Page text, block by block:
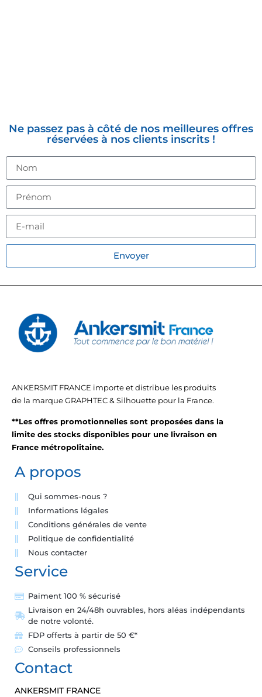
Ne passez pas à côté de nos meilleures offres
réservées à nos clients inscrits !
Envoyer
ANKERSMIT FRANCE importe et distribue les produits
de la marque GRAPHTEC & Silhouette pour la France.
**Les offres promotionnelles sont proposées dans la
limite des stocks disponibles pour une livraison en
France métropolitaine.
A propos
Qui sommes-nous ?
Informations légales
Conditions générales de vente
Politique de confidentialité
Nous contacter
Service
Paiment 100 % sécurisé
Livraison en 24/48h ouvrables, hors aléas indépendants
de notre volonté.
FDP offerts à partir de 50 €*
Conseils professionnels
Contact
ANKERSMIT FRANCE